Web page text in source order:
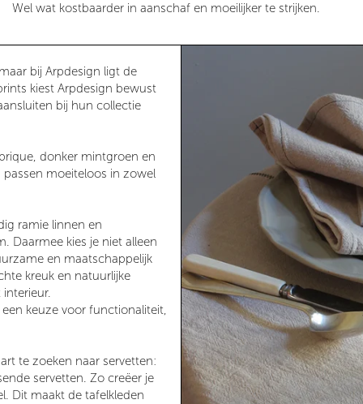
Wel wat kostbaarder in aanschaf en moeilijker te strijken.
bij Arpdesign ligt de
kiest Arpdesign bewust
bij hun collectie
donker mintgroen en
moeiteloos in zowel
ramie linnen en
Daarmee kies je niet alleen
en maatschappelijk
kreuk en natuurlijke
keuze voor functionaliteit,
te zoeken naar servetten:
servetten. Zo creëer je
Dit maakt de tafelkleden